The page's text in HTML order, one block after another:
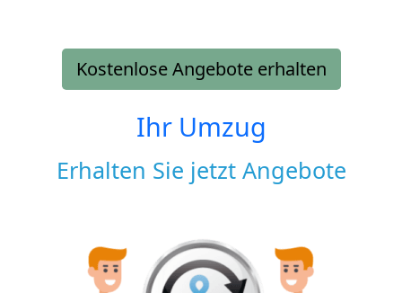
Kostenlose Angebote erhalten
Ihr Umzug
Erhalten Sie jetzt Angebote